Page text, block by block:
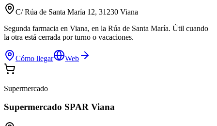
C/ Rúa de Santa María 12, 31230 Viana
Segunda farmacia en Viana, en la Rúa de Santa María. Útil cuando
la otra está cerrada por turno o vacaciones.
Cómo llegar Web
Supermercado
Supermercado SPAR Viana